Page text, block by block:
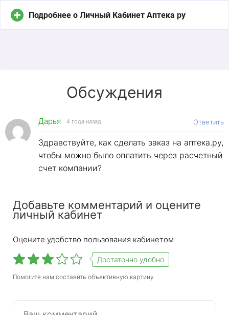
Подробнее о Личный Кабинет Аптека ру
агрегатор аптек. Как это работает: Ru Pharmacy
подключает стороннюю аптеку к своей сети,
переходят на сайт и заказывают это лекарство,
Ru Pharmacy доставляет лекарство в
стороннюю аптеку, заказчик оплачивает заказ и
берет то, что заказал. Чтобы заказать
лекарство, вам необходимо пройти простую
при наличии лекарства. Об этом мы поговорим
Обсуждения
Дарья 4 года назад Ответить
Здравствуйте, как сделать заказ на аптека.ру,
чтобы можно было оплатить через расчетный
счет компании?
Добавьте комментарий и оцените
личный кабинет
Оцените удобство пользования кабинетом
Достаточно удобно
Помогите нам составить объективную картину